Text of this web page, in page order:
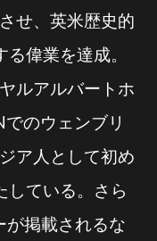
せ、英米歴史的
偉業を達成。
ルアルバートホ
のウェンブリ
ア人として初め
している。さら
掲載されるな